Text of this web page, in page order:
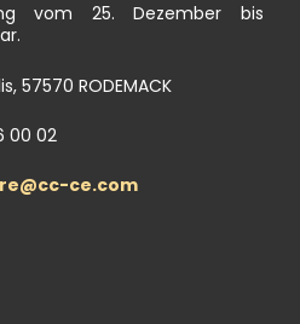
vom 25. Dezember bis
57570 RODEMACK
00 02
ce.com